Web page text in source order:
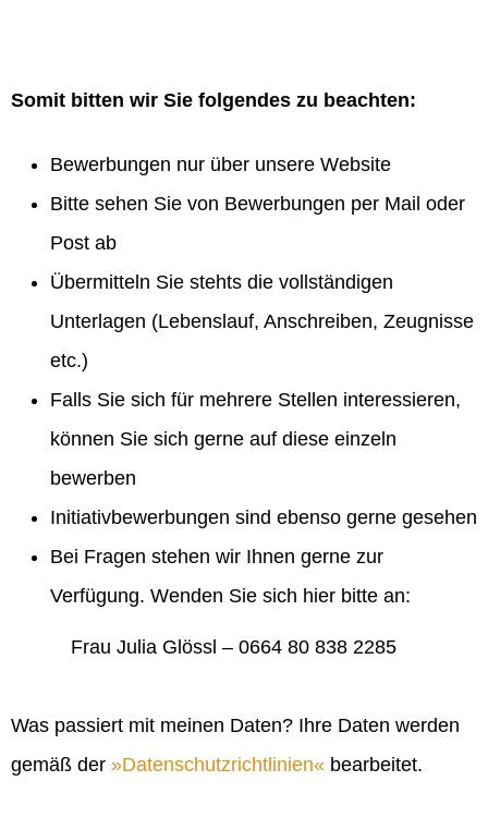
Somit bitten wir Sie folgendes zu beachten:
Bewerbungen nur über unsere Website
Bitte sehen Sie von Bewerbungen per Mail oder
Post ab
Übermitteln Sie stehts die vollständigen
Unterlagen (Lebenslauf, Anschreiben, Zeugnisse
etc.)
Falls Sie sich für mehrere Stellen interessieren,
können Sie sich gerne auf diese einzeln
bewerben
Initiativbewerbungen sind ebenso gerne gesehen
Bei Fragen stehen wir Ihnen gerne zur
Verfügung. Wenden Sie sich hier bitte an:
Frau Julia Glössl – 0664 80 838 2285
Was passiert mit meinen Daten? Ihre Daten werden
gemäß der
Datenschutzrichtlinien bearbeitet.